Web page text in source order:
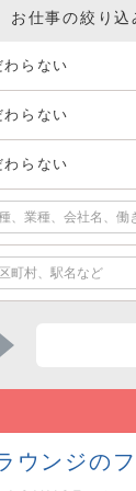
お仕事の絞り込
わらない
わらない
わらない
ウンジの